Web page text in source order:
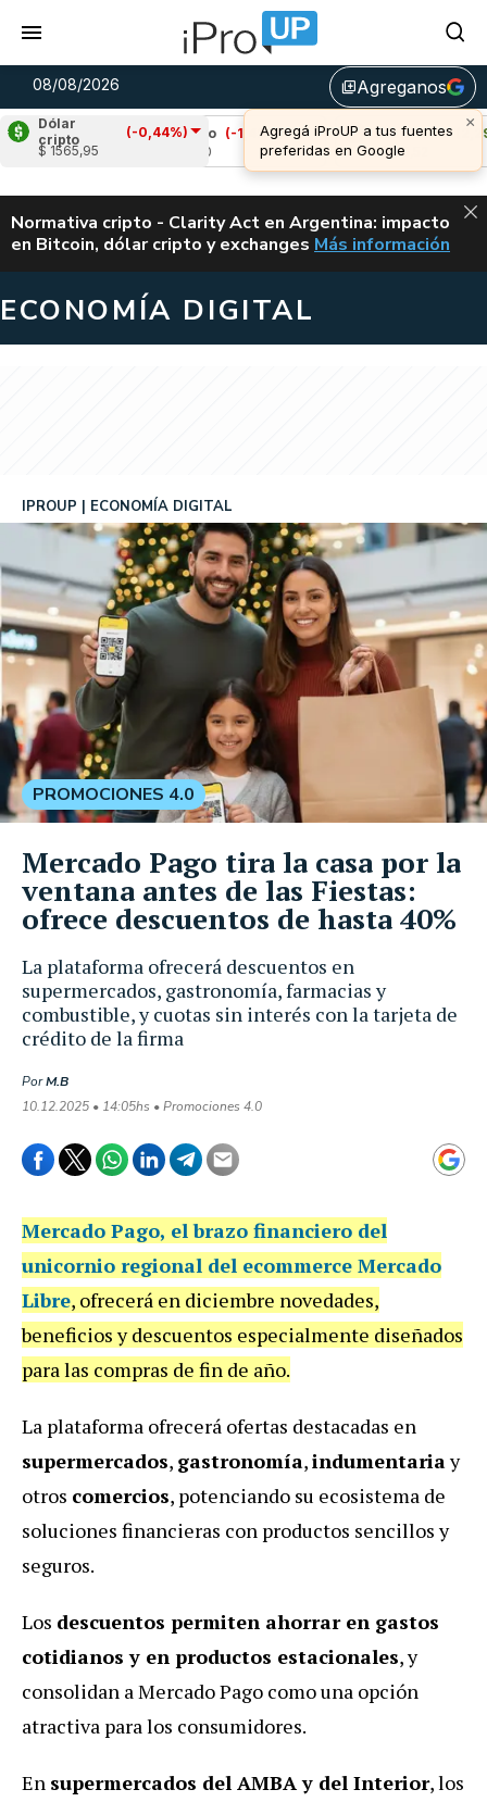
08/08/2026 library_addAgreganos
×
Agregá iProUP a tus fuentes
preferidas en Google
Dólar
cripto
(-0,44%)
$ 1565,95
Cardano (-1,48%)
Avalanche (2,29%)
u$s 6,52
ALERTA
Normativa cripto - Clarity Act en Argentina: impacto
en Bitcoin, dólar cripto y exchanges CLARITY ACT EN
Más información
ECONOMÍA DIGITAL
La plataforma ofrecerá descuentos en
supermercados, gastronomía, farmacias y
combustible, y cuotas sin interés con la tarjeta de
crédito de la firma
IPROUP ECONOMÍA DIGITAL
PorM.B
10.12.2025 • 14:05hs • Promociones 4.0
PROMOCIONES 4.0
Mercado Pago tira la casa por la
ventana antes de las Fiestas:
ofrece descuentos de hasta 40%
Mercado Pago, el brazo financiero del
unicornio regional del ecommerce Mercado
Libre, ofrecerá en diciembre novedades,
beneficios y descuentos especialmente diseñados
para las compras de fin de año.
La plataforma ofrecerá ofertas destacadas en
supermercados, gastronomía,indumentariay
otros comercios, potenciando su ecosistema de
soluciones financieras con productos sencillos y
seguros.
Los descuentos permiten ahorrar en gastos
cotidianos y en productos estacionales, y
consolidan a Mercado Pago como una opción
atractiva para los consumidores.
En supermercados del AMBA y del Interior, los